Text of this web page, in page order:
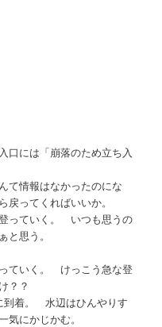
には「崩落のため立ち入
て情報はなかったのにな
ってくればいいか。
っていく。 いつも思うの
思う。
ていく。 けっこう急な登
？？
到着。 水辺はひんやりす
にかじかむ。